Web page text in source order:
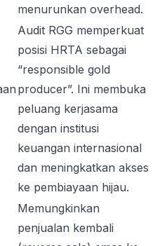
menurunkan overhead.
Audit RGG memperkuat
posisi HRTA sebagai
“responsible gold
producer”. Ini membuka
peluang kerjasama
dengan institusi
keuangan internasional
dan meningkatkan akses
ke pembiayaan hijau.
Memungkinkan
penjualan kembali